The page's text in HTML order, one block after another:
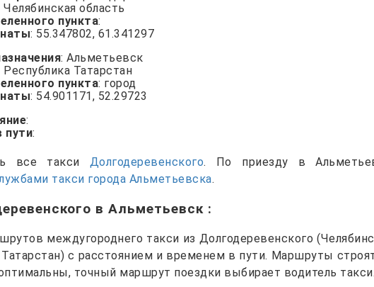
Челябинская область
пункта:
: 55.347802, 61.341297
: Альметьевск
Республика Татарстан
пункта: город
: 54.901171, 52.29723
:
пути:
все такси Долгодеревенского. По приезду в
такси города Альметьевскa.
в Альметьевск :
междугороднего такси из Долгодеревенского
с расстоянием и временем в пути. Маршруты
точный маршрут поездки выбирает водитель такси.